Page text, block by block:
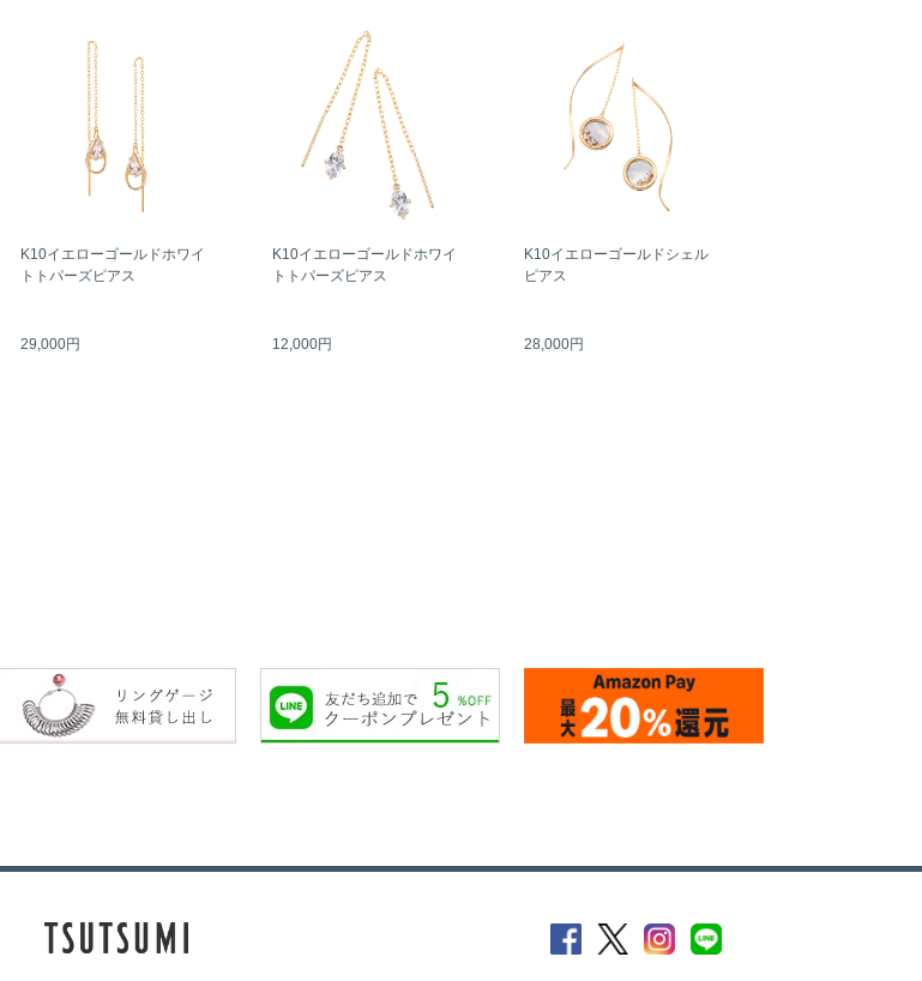
K10イエローゴールドホワイ
トトパーズピアス
29,000円
K10イエローゴールドホワイ
トトパーズピアス
12,000円
K10イエローゴールドシェル
ピアス
28,000円